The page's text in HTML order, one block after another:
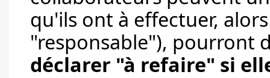
qu'ils ont à effectuer,
"responsable"), pourront
déclarer "à refaire" si